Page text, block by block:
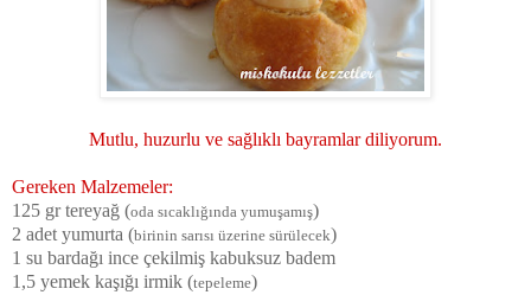
Mutlu, huzurlu ve sağlıklı bayramlar diliyorum.
Gereken Malzemeler:
125 gr tereyağ (oda sıcaklığında yumuşamış)
2 adet yumurta (birinin sarısı üzerine sürülecek)
1 su bardağı ince çekilmiş kabuksuz badem
1,5 yemek kaşığı irmik (tepeleme)